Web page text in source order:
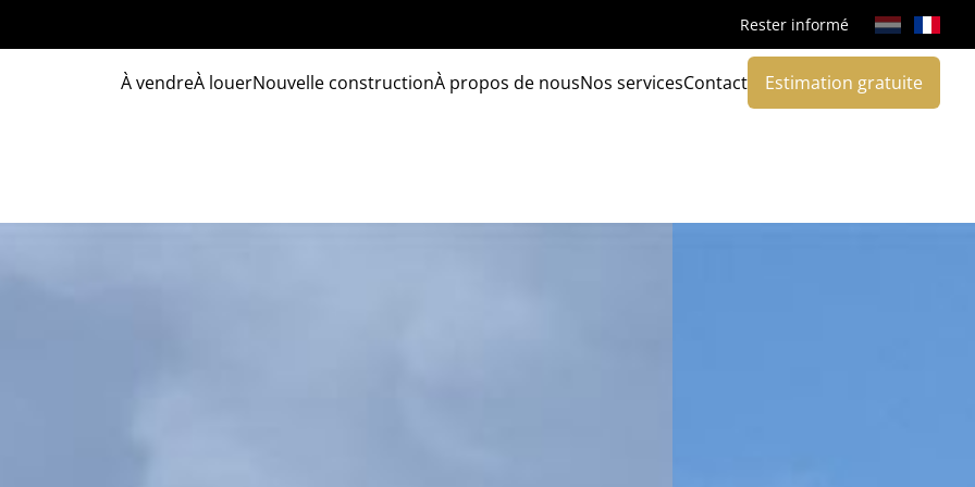
Rester informé
À vendreÀ louerNouvelle constructionÀ propos de nousNos servicesContact Estimation gratuite